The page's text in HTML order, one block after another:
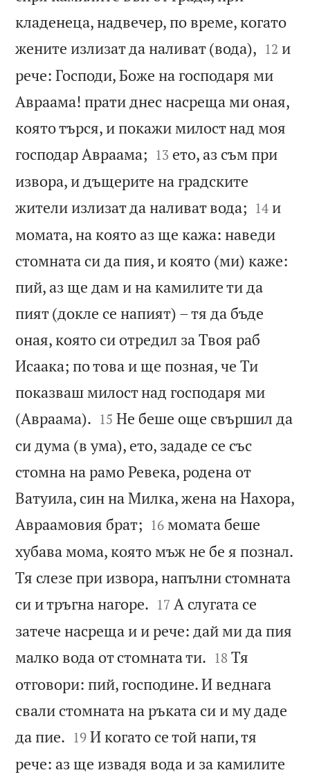
кладенеца, надвечер, по време, когато
жените излизат да наливат (вода), 

12 и
рече: Господи, Боже на господаря ми
Авраама! прати днес насреща ми оная,
която търся, и покажи милост над моя
господар Авраама; 

13 ето, аз съм при
извора, и дъщерите на градските
жители излизат да наливат вода; 

14 и
момата, на която аз ще кажа: наведи
стомната си да пия, и която (ми) каже:
пий, аз ще дам и на камилите ти да
пият (докле се напият) – тя да бъде
оная, която си отредил за Твоя раб
Исаака; по това и ще позная, че Ти
показваш милост над господаря ми
(Авраама). 

15 Не беше още свършил да
си дума (в ума), ето, зададе се със
стомна на рамо Ревека, родена от
Ватуила, син на Милка, жена на Нахора,
Авраамовия брат; 

16 момата беше
хубава мома, която мъж не бе я познал.
Тя слезе при извора, напълни стомната
си и тръгна нагоре. 

17 А слугата се
затече насреща и и рече: дай ми да пия
малко вода от стомната ти. 

18 Тя
отговори: пий, господине. И веднага
свали стомната на ръката си и му даде
да пие. 

19 И когато се той напи, тя
рече: аз ще извадя вода и за камилите